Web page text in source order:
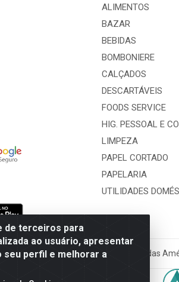
de terceiros para
ao usuário, apresentar
seu perfil e melhorar a
ALIMENTOS
BAZAR
BEBIDAS
BOMBONIERE
CALÇADOS
DESCARTÁVEIS
FOODS SERVICE
HIG. PESSOAL E
LIMPEZA
PAPEL CORTADO
PAPELARIA
UTILIDADES
Avenida Universitária, nº 3860, Jardim das